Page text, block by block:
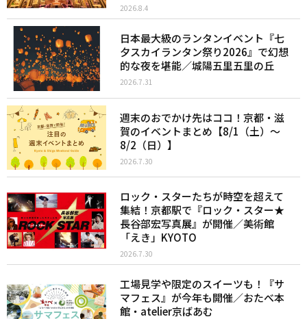
2026.8.4
日本最大級のランタンイベント『七
夕スカイランタン祭り2026』で幻想
的な夜を堪能／城陽五里五里の丘
2026.7.31
週末のおでかけ先はココ！京都・滋
賀のイベントまとめ【8/1（土）〜
8/2（日）】
2026.7.30
ロック・スターたちが時空を超えて
集結！京都駅で『ロック・スター★
長谷部宏写真展』が開催／美術館
「えき」KYOTO
2026.7.30
工場見学や限定のスイーツも！『サ
マフェス』が今年も開催／おたべ本
館・atelier京ばあむ